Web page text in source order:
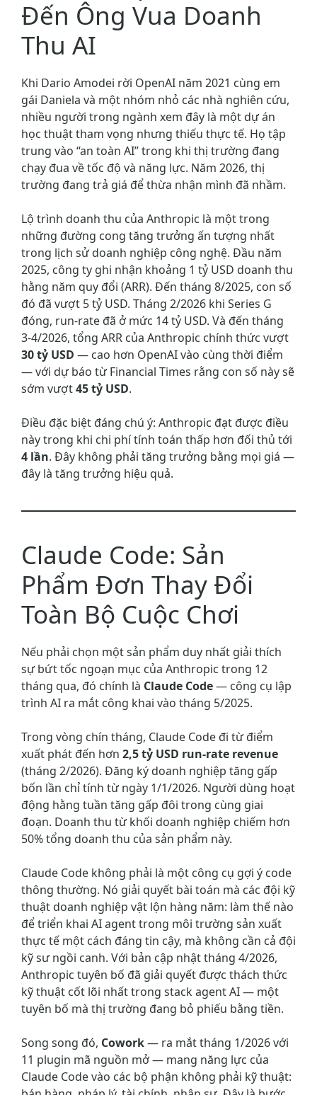
Đến Ông Vua Doanh
Thu AI
Khi Dario Amodei rời OpenAI năm 2021 cùng em
gái Daniela và một nhóm nhỏ các nhà nghiên cứu,
nhiều người trong ngành xem đây là một dự án
học thuật tham vọng nhưng thiếu thực tế. Họ tập
trung vào “an toàn AI” trong khi thị trường đang
chạy đua về tốc độ và năng lực. Năm 2026, thị
trường đang trả giá để thừa nhận mình đã nhầm.
Lộ trình doanh thu của Anthropic là một trong
những đường cong tăng trưởng ấn tượng nhất
trong lịch sử doanh nghiệp công nghệ. Đầu năm
2025, công ty ghi nhận khoảng 1 tỷ USD doanh thu
hằng năm quy đổi (ARR). Đến tháng 8/2025, con số
đó đã vượt 5 tỷ USD. Tháng 2/2026 khi Series G
đóng, run-rate đã ở mức 14 tỷ USD. Và đến tháng
3-4/2026, tổng ARR của Anthropic chính thức vượt
30 tỷ USD — cao hơn OpenAI vào cùng thời điểm
— với dự báo từ Financial Times rằng con số này sẽ
sớm vượt45 tỷ USD.
Điều đặc biệt đáng chú ý: Anthropic đạt được điều
này trong khi chi phí tính toán thấp hơn đối thủ tới
4 lần. Đây không phải tăng trưởng bằng mọi giá —
đây là tăng trưởng hiệu quả.
Claude Code: Sản
Phẩm Đơn Thay Đổi
Toàn Bộ Cuộc Chơi
Nếu phải chọn một sản phẩm duy nhất giải thích
sự bứt tốc ngoạn mục của Anthropic trong 12
tháng qua, đó chính là Claude Code— công cụ lập
trình AI ra mắt công khai vào tháng 5/2025.
Trong vòng chín tháng, Claude Code đi từ điểm
xuất phát đến hơn 2,5 tỷ USD run-rate revenue
(tháng 2/2026). Đăng ký doanh nghiệp tăng gấp
bốn lần chỉ tính từ ngày 1/1/2026. Người dùng hoạt
động hằng tuần tăng gấp đôi trong cùng giai
đoạn. Doanh thu từ khối doanh nghiệp chiếm hơn
50% tổng doanh thu của sản phẩm này.
Claude Code không phải là một công cụ gợi ý code
thông thường. Nó giải quyết bài toán mà các đội kỹ
thuật doanh nghiệp vật lộn hàng năm: làm thế nào
để triển khai AI agent trong môi trường sản xuất
thực tế một cách đáng tin cậy, mà không cần cả đội
kỹ sư ngồi canh. Với bản cập nhật tháng 4/2026,
Anthropic tuyên bố đã giải quyết được thách thức
kỹ thuật cốt lõi nhất trong stack agent AI — một
tuyên bố mà thị trường đang bỏ phiếu bằng tiền.
Song song đó, Cowork— ra mắt tháng 1/2026 với
11 plugin mã nguồn mở — mang năng lực của
Claude Code vào các bộ phận không phải kỹ thuật: